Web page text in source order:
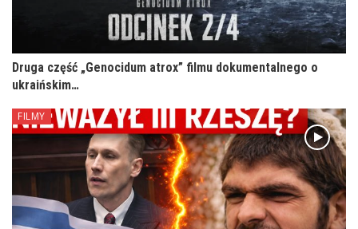
Druga część „Genocidum atrox” filmu dokumentalnego o
ukraińskim…
FILMY